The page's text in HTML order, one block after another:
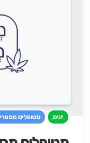
זנים מטופלים